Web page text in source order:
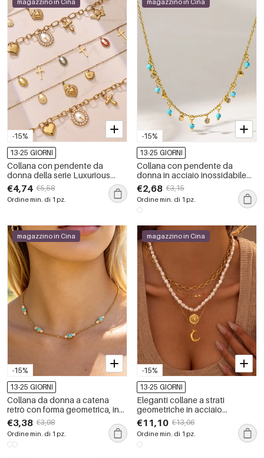
-15%
magazzino in Cina
13-25 GIORNI
Collana con pendente da
donna della serie Luxurious
Retro Heart Cross Ellipse Shape
in acciaio inossidabile
impermeabile color oro.
€4,74 €5,58
Ordine min. di 1 pz.
-15%
magazzino in Cina
13-25 GIORNI
Collana con pendente da
donna in acciaio inossidabile
color oro, impermeabile, con
forma geometrica retrò e
zirconi.
€2,68 €3,15
Ordine min. di 1 pz.
-15%
magazzino in Cina
13-25 GIORNI
Collana da donna a catena
retrò con forma geometrica, in
acciaio inossidabile
impermeabile color oro.
€3,38 €3,98
Ordine min. di 1 pz.
-15%
magazzino in Cina
13-25 GIORNI
Eleganti collane a strati
geometriche in acciaio
inossidabile impermeabile color
oro da donna
€11,10 €13,06
Ordine min. di 1 pz.